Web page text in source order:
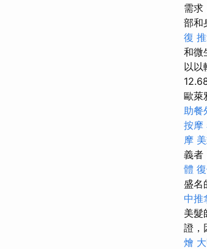
需求
部和
復
和微
以以
歐萊
助餐
按摩
摩
義者
體
盛名
中推
美髮
證，
燴